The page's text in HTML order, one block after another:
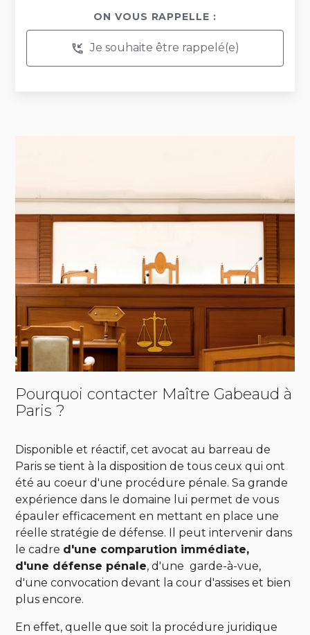
ON VOUS RAPPELLE :
phone_callback Je souhaite être rappelé(e)
Pourquoi contacter Maître Gabeaud à
Paris ?
Disponible et réactif, cet avocat au barreau de
Paris se tient à la disposition de tous ceux qui ont
été au coeur d'une procédure pénale. Sa grande
expérience dans le domaine lui permet de vous
épauler efficacement en mettant en place une
réelle stratégie de défense. Il peut intervenir dans
le cadre d'une comparution immédiate,
d'une défense pénale, d'une garde-à-vue,
d'une convocation devant la cour d'assises et bien
plus encore.
En effet, quelle que soit la procédure juridique